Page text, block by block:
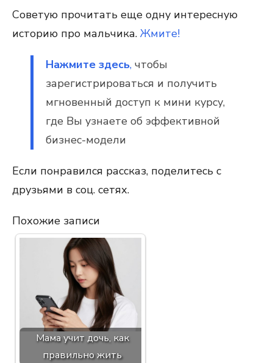
Советую прочитать еще одну интересную
историю про мальчика. Жмите!
Нажмите здесь, чтобы
зарегистрироваться и получить
мгновенный доступ к мини курсу,
где Вы узнаете об эффективной
бизнес-модели
Если понравился рассказ, поделитесь с
друзьями в соц. сетях.
Похожие записи
Мама учит дочь, как
правильно жить